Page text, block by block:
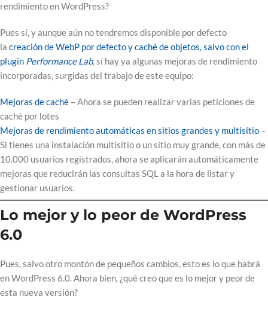
rendimiento en WordPress?
Pues sí, y aunque aún no tendremos disponible por defecto
la creación de WebP por defecto y caché de objetos, salvo con el
plugin Performance Lab, sí hay ya algunas mejoras de rendimiento
incorporadas, surgidas del trabajo de este equipo:
Mejoras de caché – Ahora se pueden realizar varias peticiones de
caché por lotes
Mejoras de rendimiento automáticas en sitios grandes y multisitio –
Si tienes una instalación multisitio o un sitio muy grande, con más de
10.000 usuarios registrados, ahora se aplicarán automáticamente
mejoras que reducirán las consultas SQL a la hora de listar y
gestionar usuarios.
Lo mejor y lo peor de WordPress
6.0
Pues, salvo otro montón de pequeños cambios, esto es lo que habrá
en WordPress 6.0. Ahora bien, ¿qué creo que es lo mejor y peor de
esta nueva versión?